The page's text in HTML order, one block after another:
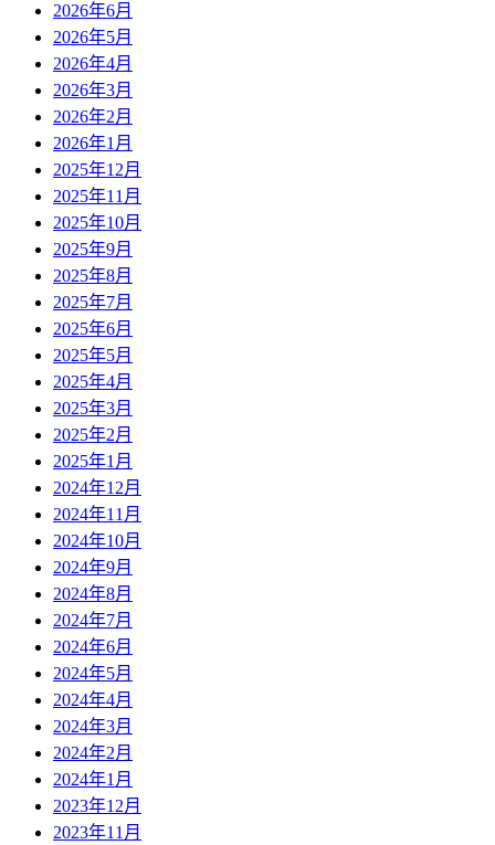
2026年6月
2026年5月
2026年4月
2026年3月
2026年2月
2026年1月
2025年12月
2025年11月
2025年10月
2025年9月
2025年8月
2025年7月
2025年6月
2025年5月
2025年4月
2025年3月
2025年2月
2025年1月
2024年12月
2024年11月
2024年10月
2024年9月
2024年8月
2024年7月
2024年6月
2024年5月
2024年4月
2024年3月
2024年2月
2024年1月
2023年12月
2023年11月